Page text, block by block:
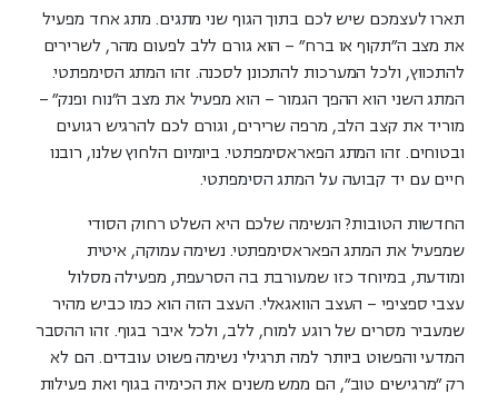
תארו לעצמכם שיש לכם בתוך הגוף שני מתגים. מתג אחד מפעיל
את מצב ה"תקוף או ברח" – הוא גורם ללב לפעום מהר, לשרירים
להתכווץ, ולכל המערכות להתכונן לסכנה. זהו המתג הסימפתטי.
המתג השני הוא ההפך הגמור – הוא מפעיל את מצב ה"נוח ופנק" –
מוריד את קצב הלב, מרפה שרירים, וגורם לכם להרגיש רגועים
ובטוחים. זהו המתג הפאראסימפתטי. ביומיום הלחוץ שלנו, רובנו
חיים עם יד קבועה על המתג הסימפתטי.
החדשות הטובות?הנשימה שלכם היא השלט רחוק הסודי
שמפעיל את המתג הפאראסימפתטי. נשימה עמוקה, איטית
ומודעת, במיוחד כזו שמעורבת בה הסרעפת, מפעילה מסלול
עצבי ספציפי – העצב הוואגאלי. העצב הזה הוא כמו כביש מהיר
שמעביר מסרים של רוגע למוח, ללב, ולכל איבר בגוף. זהו ההסבר
המדעי והפשוט ביותר למה תרגילי נשימה פשוט עובדים. הם לא
רק "מרגישים טוב", הם ממש משנים את הכימיה בגוף ואת פעילות